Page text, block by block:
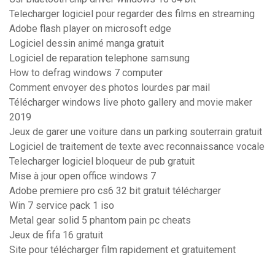
Telecharger logiciel pour regarder des films en streaming
Adobe flash player on microsoft edge
Logiciel dessin animé manga gratuit
Logiciel de reparation telephone samsung
How to defrag windows 7 computer
Comment envoyer des photos lourdes par mail
Télécharger windows live photo gallery and movie maker
2019
Jeux de garer une voiture dans un parking souterrain gratuit
Logiciel de traitement de texte avec reconnaissance vocale
Telecharger logiciel bloqueur de pub gratuit
Mise à jour open office windows 7
Adobe premiere pro cs6 32 bit gratuit télécharger
Win 7 service pack 1 iso
Metal gear solid 5 phantom pain pc cheats
Jeux de fifa 16 gratuit
Site pour télécharger film rapidement et gratuitement